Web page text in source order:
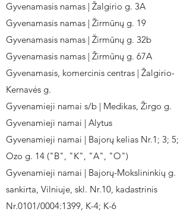
Gyvenamasis namas | Žalgirio g. 3A
Gyvenamasis namas | Žirmūnų g. 19
Gyvenamasis namas | Žirmūnų g. 32b
Gyvenamasis namas | Žirmūnų g. 67A
Gyvenamasis, komercinis centras | Žalgirio-
Kernavės g.
Gyvenamieji namai s/b | Medikas, Žirgo g.
Gyvenamieji namai | Alytus
Gyvenamieji namai | Bajorų kelias Nr.1; 3; 5;
Ozo g. 14 ("B", "K", "A", "O")
Gyvenamieji namai | Bajorų-Mokslininkių g.
sankirta, Vilniuje, skl. Nr.10, kadastrinis
Nr.0101/0004:1399, K-4; K-6